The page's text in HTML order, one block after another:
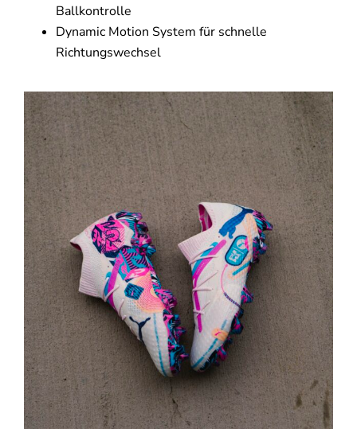
Ballkontrolle
Dynamic Motion System für schnelle
Richtungswechsel